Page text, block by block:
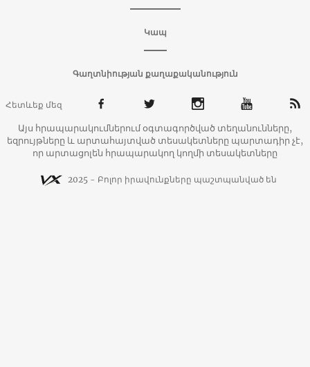
Կապ
Գաղտնիության քաղաքականություն
Հետևեք մեզ
Այս հրապարակումներում օգտագործված տեղանունները,
եզրույթները և արտահայտված տեսակետները պարտադիր չէ,
որ արտացոլեն հրապարակող կողմի տեսակետները
2025 - Բոլոր իրավունքները պաշտպանված են